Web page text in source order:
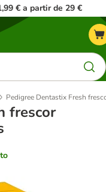
€ a partir de 29 €
Pedigree Dentastix Fresh
frescor